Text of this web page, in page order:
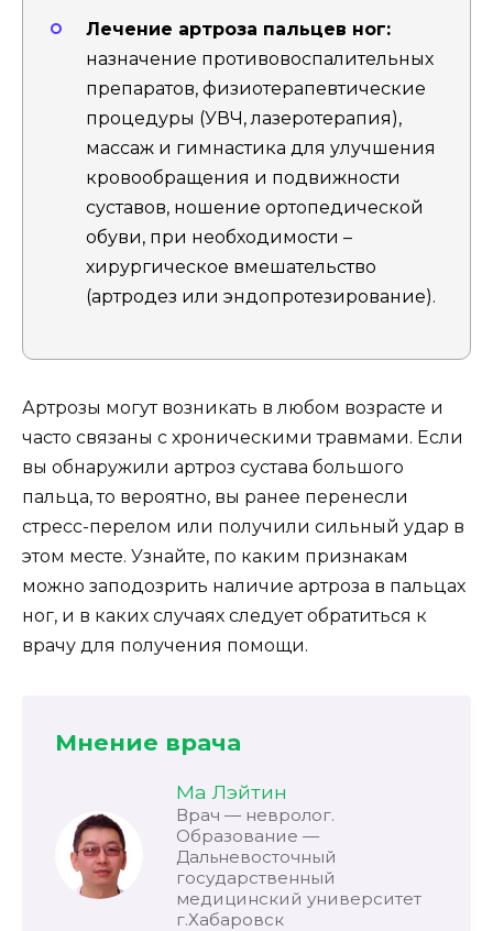
Лечение артроза пальцев ног:
назначение противовоспалительных
препаратов, физиотерапевтические
процедуры (УВЧ, лазеротерапия),
массаж и гимнастика для улучшения
кровообращения и подвижности
суставов, ношение ортопедической
обуви, при необходимости –
хирургическое вмешательство
(артродез или эндопротезирование).
Артрозы могут возникать в любом возрасте и
часто связаны с хроническими травмами. Если
вы обнаружили артроз сустава большого
пальца, то вероятно, вы ранее перенесли
стресс-перелом или получили сильный удар в
этом месте. Узнайте, по каким признакам
можно заподозрить наличие артроза в пальцах
ног, и в каких случаях следует обратиться к
врачу для получения помощи.
Мнение врача
Ма Лэйтин
Врач — невролог.
Образование —
Дальневосточный
государственный
медицинский университет
г.Хабаровск